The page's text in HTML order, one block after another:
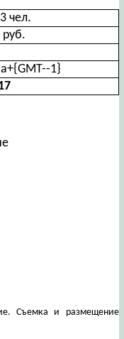
чел.
руб.
1}
Съемка и размещение